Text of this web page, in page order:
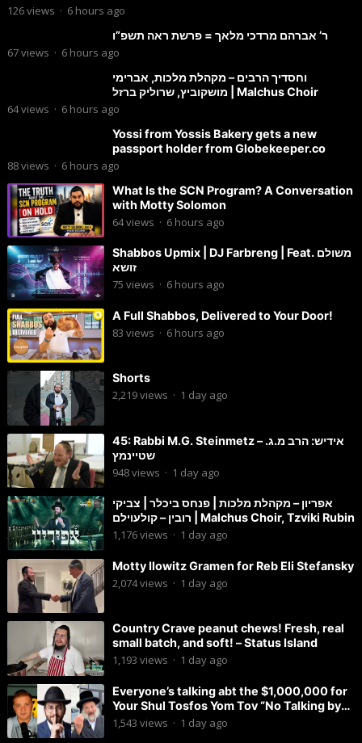
126views · 6 hours ago
ר’ אברהם מרדכי מלאך = פרשת ראה תשפ”ו
67views · 6 hours ago
וחסדיך הרבים – מקהלת מלכות, אברימי
מושקוביץ, שרוליק ברזל | Malchus Choir
64views · 6 hours ago
Yossi from Yossis Bakery gets a new
passport holder from Globekeeper.co
88views · 6 hours ago
What Is the SCN Program? A Conversation
with Motty Solomon
64views · 6 hours ago
Shabbos Upmix | DJ Farbreng | Feat. משולם
זושא
75 views · 6 hours ago
A Full Shabbos, Delivered to Your Door!
83 views · 6 hours ago
Shorts
2,219views · 1 day ago
45: Rabbi M.G. Steinmetz – אידיש: הרב מ.ג.
שטיינמץ
948views · 1 day ago
אפריון – מקהלת מלכות | פנחס ביכלר | צביקי
רובין – קולעוילם | Malchus Choir, Tzviki Rubin
1,176views · 1 day ago
Motty Ilowitz Gramen for Reb Eli Stefansky
2,074views · 1 day ago
Country Crave peanut chews! Fresh, real
small batch, and soft! – Status Island
1,193 views · 1 day ago
Everyone’s talking abt the $1,000,000 for
Your Shul Tosfos Yom Tov “No Talking by
Davening” movement
1,543 views · 1 day ago